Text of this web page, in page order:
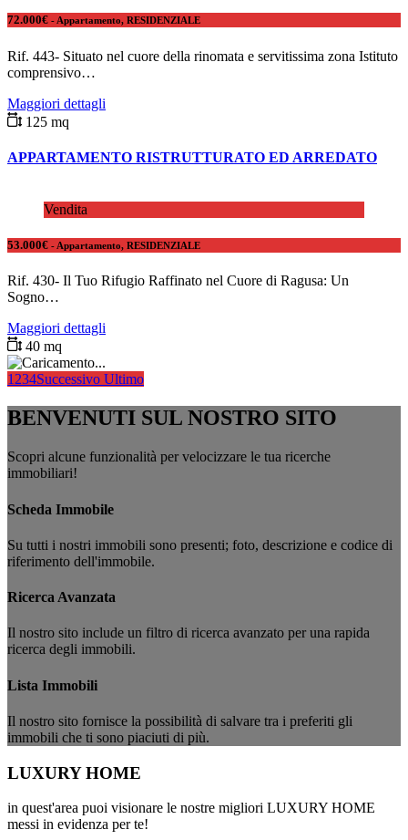
72.000€ - Appartamento, RESIDENZIALE
Rif. 443- Situato nel cuore della rinomata e servitissima zona Istituto
comprensivo…
Maggiori dettagli
125 mq
APPARTAMENTO RISTRUTTURATO ED ARREDATO
Vendita
53.000€ - Appartamento, RESIDENZIALE
Rif. 430- Il Tuo Rifugio Raffinato nel Cuore di Ragusa: Un
Sogno…
Maggiori dettagli
40 mq
1234Successivo Ultimo
BENVENUTI SUL NOSTRO SITO
Scopri alcune funzionalità per velocizzare le tua ricerche
immobiliari!
Scheda Immobile
Su tutti i nostri immobili sono presenti; foto, descrizione e codice di
riferimento dell'immobile.
Ricerca Avanzata
Il nostro sito include un filtro di ricerca avanzato per una rapida
ricerca degli immobili.
Lista Immobili
Il nostro sito fornisce la possibilità di salvare tra i preferiti gli
immobili che ti sono piaciuti di più.
LUXURY HOME
in quest'area puoi visionare le nostre migliori LUXURY HOME
messi in evidenza per te!